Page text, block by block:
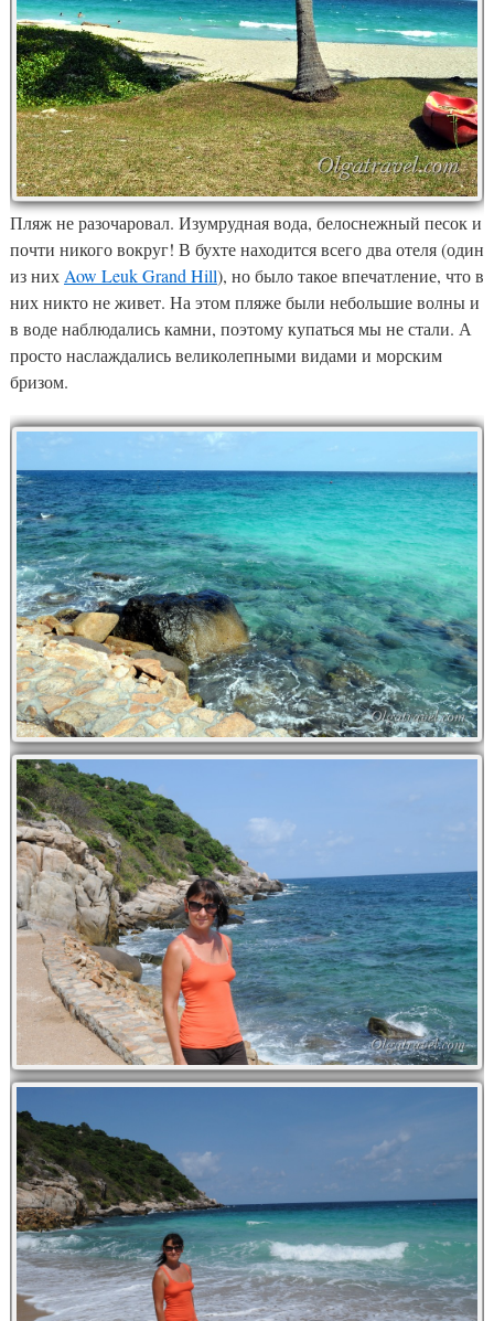
Пляж не разочаровал. Изумрудная вода, белоснежный песок и
почти никого вокруг! В бухте находится всего два отеля (один
из них Aow Leuk Grand Hill), но было такое впечатление, что в
них никто не живет. На этом пляже были небольшие волны и
в воде наблюдались камни, поэтому купаться мы не стали. А
просто наслаждались великолепными видами и морским
бризом.